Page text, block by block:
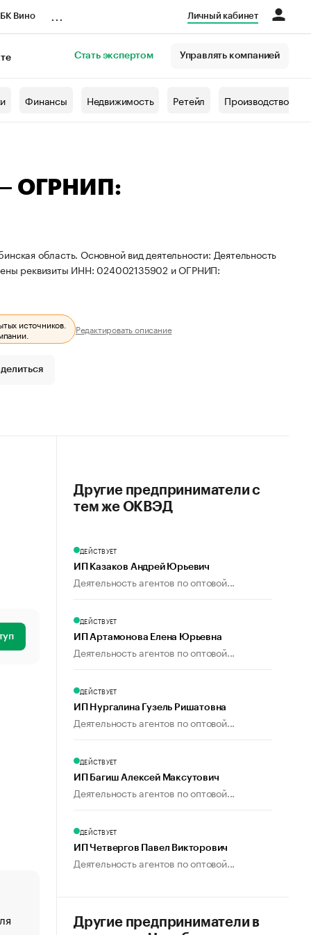
Вино Личный кабинет
Стать экспертом Управлять компанией
Финансы Недвижимость Ретейл Производство
— ОГРНИП:
область. Основной вид деятельности: Деятельность
реквизиты ИНН: 024002135902 и ОГРНИП:
источников.
Редактировать описание
«От спорта тело стареет иначе». Как живет глава
Другие предприниматели с
тем же ОКВЭД
ДЕЙСТВУЕТ
ИП Казаков Андрей Юрьевич
Деятельность агентов по оптовой...
ДЕЙСТВУЕТ
ИП Артамонова Елена Юрьевна
Деятельность агентов по оптовой...
ДЕЙСТВУЕТ
ИП Нургалина Гузель Ришатовна
Деятельность агентов по оптовой...
ДЕЙСТВУЕТ
ИП Багиш Алексей Максутович
Деятельность агентов по оптовой...
ДЕЙСТВУЕТ
ИП Четвергов Павел Викторович
Деятельность агентов по оптовой...
Другие предприниматели в